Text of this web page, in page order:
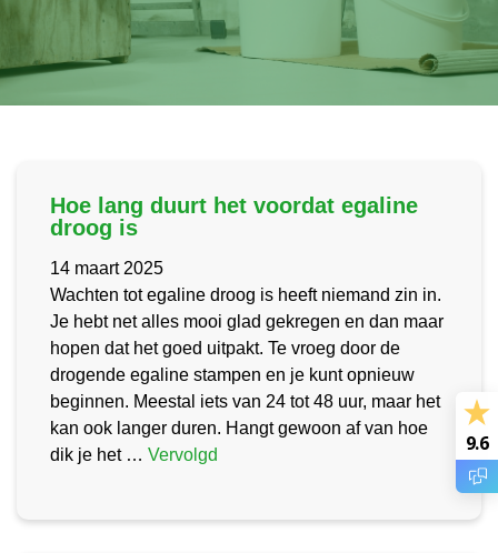
Hoe lang duurt het voordat egaline
droog is
14 maart 2025
Wachten tot egaline droog is heeft niemand zin in.
Je hebt net alles mooi glad gekregen en dan maar
hopen dat het goed uitpakt. Te vroeg door de
drogende egaline stampen en je kunt opnieuw
beginnen. Meestal iets van 24 tot 48 uur, maar het
kan ook langer duren. Hangt gewoon af van hoe
dik je het … Vervolgd 9.6